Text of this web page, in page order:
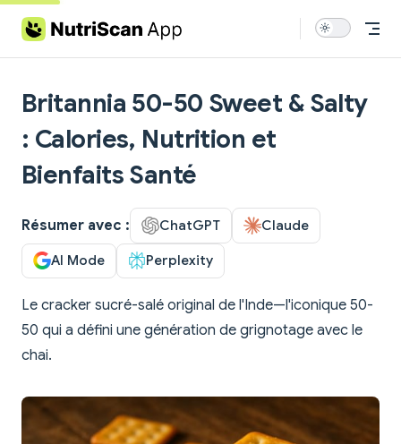
Skip to content
Britannia 50-50 Sweet & Salty
: Calories, Nutrition et
Bienfaits Santé
Résumer avec : ChatGPT Claude
AI Mode Perplexity
Le cracker sucré-salé original de l'Inde—l'iconique 50-
50 qui a défini une génération de grignotage avec le
chai.